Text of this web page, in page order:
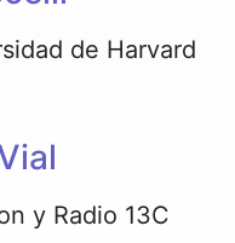
de Harvard
y Radio 13C